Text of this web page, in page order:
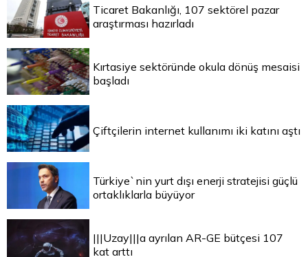
Ticaret Bakanlığı, 107 sektörel pazar
araştırması hazırladı
Kırtasiye sektöründe okula dönüş mesaisi
başladı
Çiftçilerin internet kullanımı iki katını aştı
Türkiye`nin yurt dışı enerji stratejisi güçlü
ortaklıklarla büyüyor
|||Uzay|||a ayrılan AR-GE bütçesi 107
kat arttı